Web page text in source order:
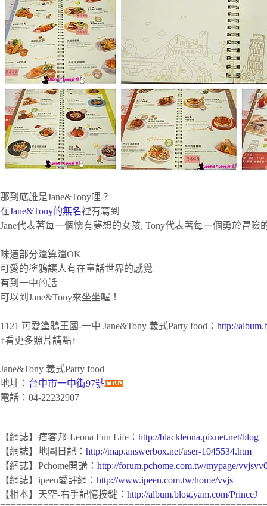
那到底誰是Jane&Tony哩？
在Jane&Tony的無名裡有寫到
Jane代表著每一個懷有夢想的女孩, Tony代表著每一個勇於冒險
味道部分還算還OK
可愛的塗鴉讓人有在童話世界的感覺
有到一中的話
可以到Jane&Tony來坐坐喔！
1121 可愛塗鴉王國-一中 Jane&Tony 義式Party food： http://
↑看更多照片請點↑
Jane&Tony 義式Party food
地址： 台中市一中街97號
電話： 04-22232907
【網誌】痞客邦-Leona Fun Life： http://blackleona.pixnet.net/blog
【網誌】地圖日記： http://map.answerbox.net/user-1045534.htm
【網誌】Pchome開講： http://forum.pchome.com.tw/mypage/
【網誌】ipeen愛評網： http://www.ipeen.com.tw/home/vvjs
【相本】天空-右手記憶按鍵： http://album.blog.yam.com/PrinceJ